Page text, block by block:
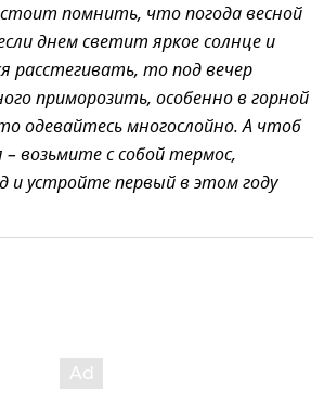
стоит помнить, что погода весной
днем светит яркое солнце и
расстегивать, то под вечер
приморозить, особенно в горной
одевайтесь многослойно. А чтоб
возьмите с собой термос,
и устройте первый в этом году